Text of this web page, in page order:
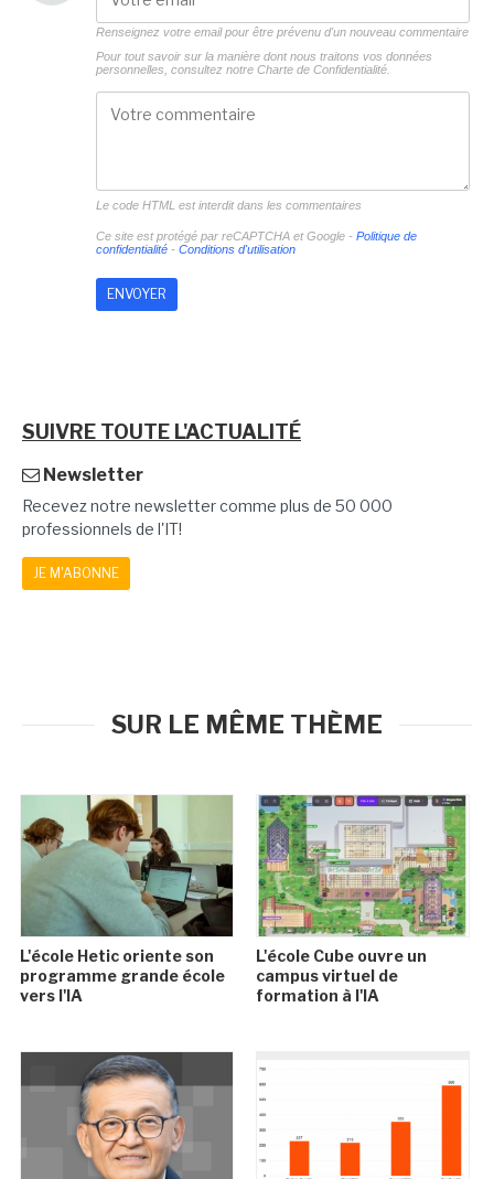
Renseignez votre email pour être prévenu d'un nouveau commentaire
Pour tout savoir sur la manière dont nous traitons vos données
personnelles, consultez notre Charte de Confidentialité.
Le code HTML est interdit dans les commentaires
Ce site est protégé par reCAPTCHA et Google - Politique de
confidentialité- Conditions d'utilisation
SUIVRE TOUTE L'ACTUALITÉ
Newsletter
Recevez notre newsletter comme plus de 50 000
professionnels de l'IT!
JE M'ABONNE
SUR LE MÊME THÈME
L'école Hetic oriente son
programme grande école
vers l'IA
L'école Cube ouvre un
campus virtuel de
formation à l'IA